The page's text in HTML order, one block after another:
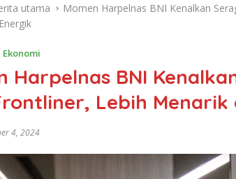
utama
Momen Harpelnas BNI Kenalkan
Ekonomi
Harpelnas BNI
Lebih Menarik
4, 2024